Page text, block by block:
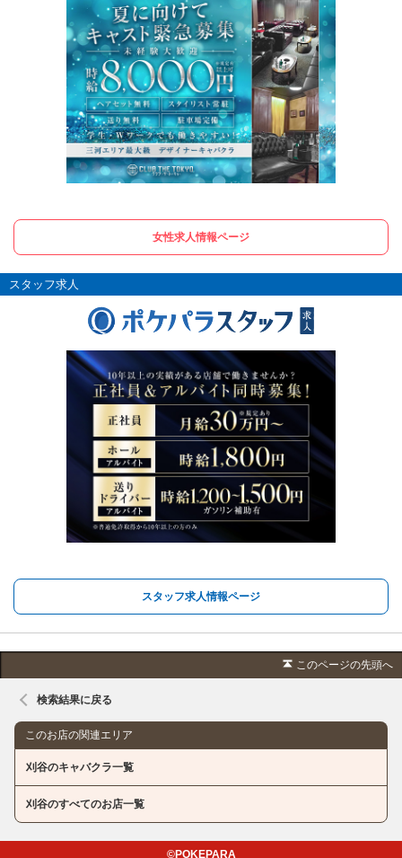
女性求人情報ページ
スタッフ求人
スタッフ求人情報ページ
このページの先頭へ
検索結果に戻る
このお店の関連エリア
刈谷のキャバクラ一覧
刈谷のすべてのお店一覧
©POKEPARA